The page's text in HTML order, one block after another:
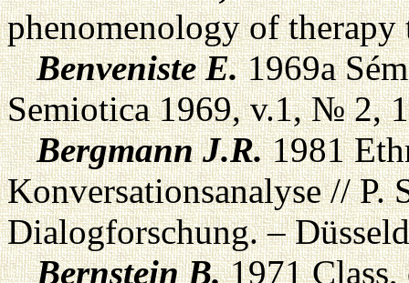
phenomenology of
Benveniste E.1969a
Semiotica 1969, v.1, № 2,
Bergmann J.R.1981
Konversationsanalyse // P.
Dialogforschung. –
Bernstein B.1971 Class,